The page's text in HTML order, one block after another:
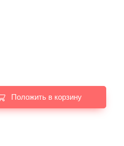
Положить в корзину